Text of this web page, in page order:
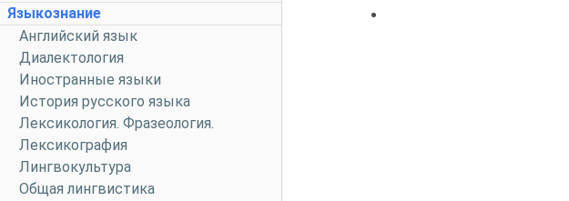
Языкознание
Английский язык
Диалектология
Иностранные языки
История русского языка
Лексикология. Фразеология.
Лексикография
Лингвокультура
Общая лингвистика